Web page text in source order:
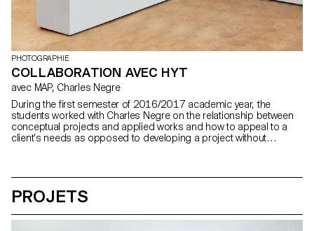
PHOTOGRAPHIE
COLLABORATION AVEC HYT
avec MAP, Charles Negre
During the first semester of 2016/2017 academic year, the
students worked with Charles Negre on the relationship between
conceptual projects and applied works and how to appeal to a
client’s needs as opposed to developing a project without
as a visual emotion. The subject focus on still life, however,
following the motivations of each student, other photographic
forms became relevant. The context of the brand gives the
PROJETS